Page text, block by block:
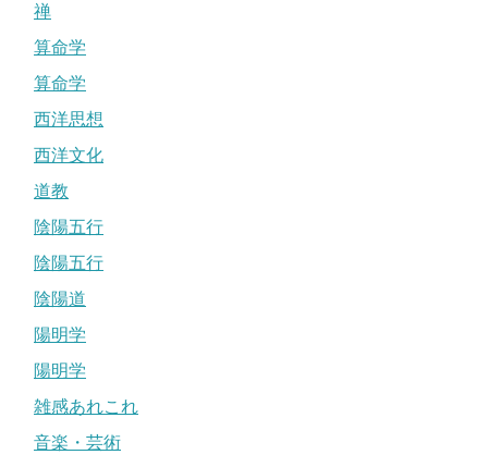
禅
算命学
算命学
西洋思想
西洋文化
道教
陰陽五行
陰陽五行
陰陽道
陽明学
陽明学
雑感あれこれ
音楽・芸術